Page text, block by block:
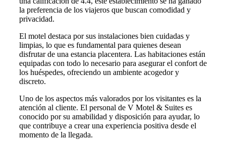
la preferencia de los viajeros que buscan comodidad y
privacidad.
El motel destaca por sus instalaciones bien cuidadas y
limpias, lo que es fundamental para quienes desean
disfrutar de una estancia placentera. Las habitaciones están
equipadas con todo lo necesario para asegurar el confort de
los huéspedes, ofreciendo un ambiente acogedor y
discreto.
Uno de los aspectos más valorados por los visitantes es la
atención al cliente. El personal de V Motel & Suites es
conocido por su amabilidad y disposición para ayudar, lo
que contribuye a crear una experiencia positiva desde el
momento de la llegada.